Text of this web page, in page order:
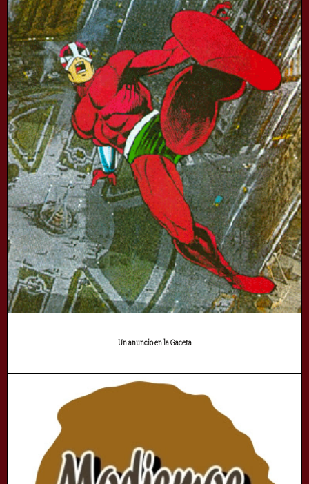
Un anuncio en la Gaceta